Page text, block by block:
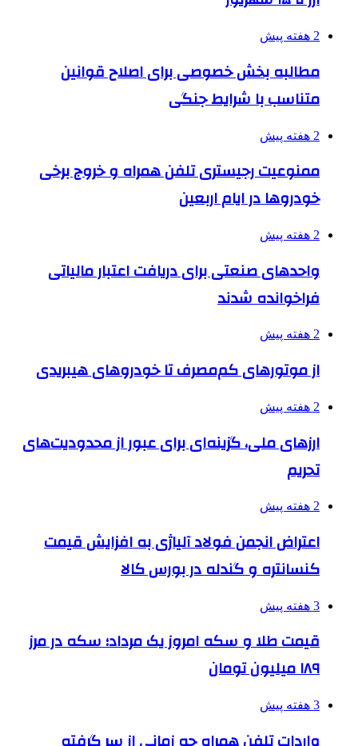
2 هفته پیش
مطالبه بخش خصوصی برای اصلاح قوانین
متناسب با شرایط جنگی
2 هفته پیش
ممنوعیت رجیستری تلفن همراه و خروج برخی
خودروها در ایام اربعین
2 هفته پیش
واحدهای صنعتی برای دریافت اعتبار مالیاتی
فراخوانده شدند
2 هفته پیش
از موتورهای کم‌مصرف تا خودروهای هیبریدی
2 هفته پیش
ارزهای ملی، گزینه‌ای برای عبور از محدودیت‌های
تحریم
2 هفته پیش
اعتراض انجمن فولاد آلیاژی به افزایش قیمت
کنسانتره و گندله در بورس کالا
3 هفته پیش
قیمت طلا و سکه امروز یک مرداد؛ سکه در مرز
۱۸۹ میلیون تومان
3 هفته پیش